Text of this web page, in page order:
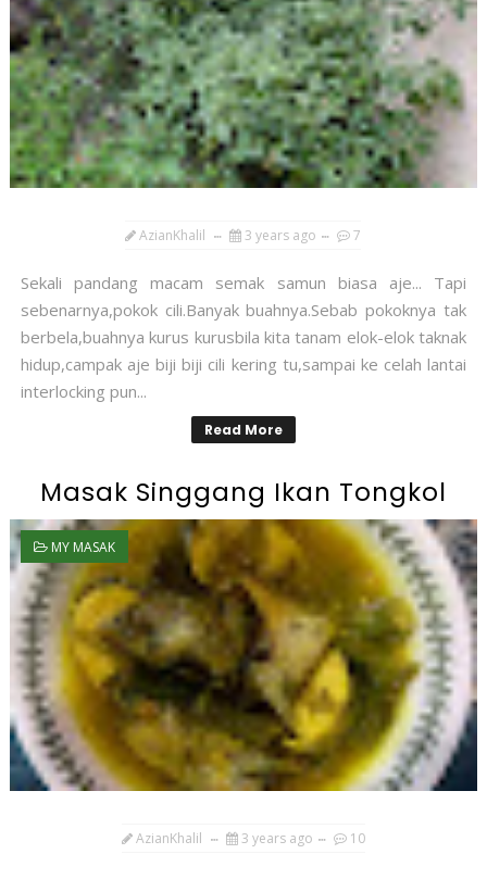
AzianKhalil 3 years ago 7
Sekali pandang macam semak samun biasa aje... Tapi
sebenarnya,pokok cili.Banyak buahnya.Sebab pokoknya tak
berbela,buahnya kurus kurusbila kita tanam elok-elok taknak
hidup,campak aje biji biji cili kering tu,sampai ke celah lantai
interlocking pun...
Read More
Masak Singgang Ikan Tongkol
MY MASAK
AzianKhalil 3 years ago 10